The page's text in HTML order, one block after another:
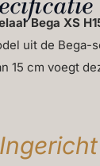
Bega XS
uit de Bega-
15 cm voegt
met